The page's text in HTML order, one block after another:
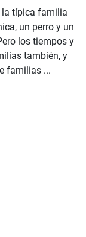
la típica familia
un perro y un
los tiempos y
también, y
familias ...